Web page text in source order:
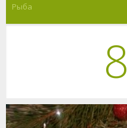
Рыба
8